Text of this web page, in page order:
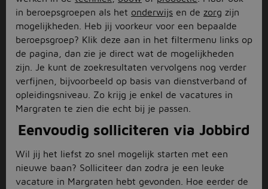
in beroepsgroepen als het onderwijs en de zorg zijn
mogelijkheden. Heb jij voorkeur voor een bepaalde
beroepsgroep? Klik deze aan in het filtermenu links op
de pagina, dan zie je direct wat de mogelijkheden
zijn. Je kunt de zoekresultaten vervolgens nog verder
verfijnen, bijvoorbeeld op basis van dienstverband of
opleidingsniveau. Zo krijg je enkel de vacatures in
Margraten te zien die echt bij je passen.
Eenvoudig solliciteren via Jobbird
Wil jij het liefst zo snel mogelijk starten met een
nieuwe baan? Solliciteer dan zodra je een leuke
vacature in Margraten hebt gevonden. Hoe eerder de